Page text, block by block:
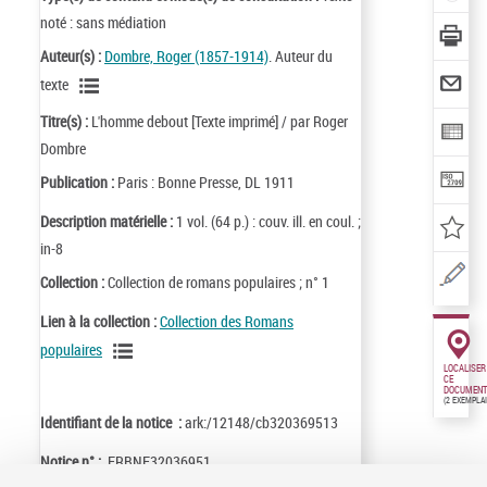
noté : sans médiation
Auteur(s) : Dombre, Roger (1857-1914). Auteur du
texte
Titre(s) : L'homme debout [Texte imprimé] / par Roger
Dombre
Publication : Paris : Bonne Presse, DL 1911
Description matérielle : 1 vol. (64 p.) : couv. ill. en coul. ;
in-8
Collection :Collection de romans populaires ; n° 1
Lien à la collection :Collection des Romans
populaires
Identifiant de la notice :ark:/12148/cb320369513
Notice n° : FRBNF32036951
LOCALISER
CE
DOCUMENT
(2